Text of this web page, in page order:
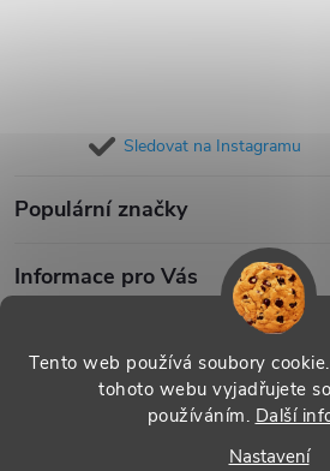
Tento web používá soubory
tohoto webu vyjadřujete
používáním. Další
Nastavení
Sledovat na Instagramu
Populární značky
Informace pro Vás
Copyright 2026 . Všechna
nastavení cookies